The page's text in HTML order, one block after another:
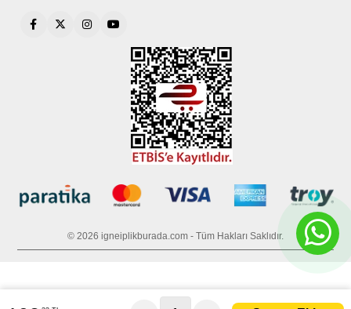
© 2026 igneiplikburada.com - Tüm Hakları Saklıdır.